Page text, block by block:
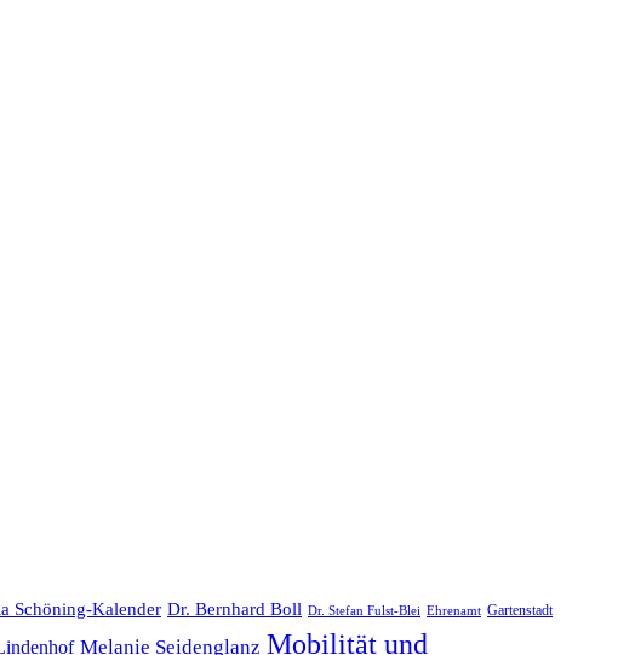
Schöning-Kalender Dr. Bernhard Boll Dr. Stefan Fulst-Blei Ehrenamt Gartenstadt
Melanie Seidenglanz Mobilität und